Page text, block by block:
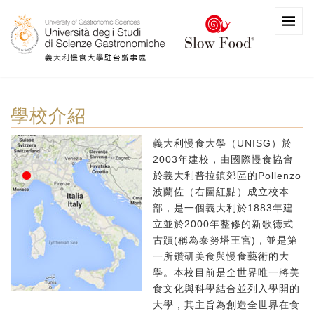
學校介紹
義大利慢食大學（UNISG）於
2003年建校，由國際慢食協會
於義大利普拉鎮郊區的Pollenzo
波蘭佐（右圖紅點）成立校本
部，是一個義大利於1883年建
立並於2000年整修的新歌德式
古蹟(稱為泰努塔王宮)，並是第
一所鑽研美食與慢食藝術的大
學。本校目前是全世界唯一將美
食文化與科學結合並列入學開的
大學，其主旨為創造全世界在食